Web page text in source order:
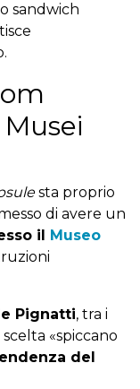
sandwich
sta proprio
di avere un
il Museo
Pignatti, tra i
«spiccano
del